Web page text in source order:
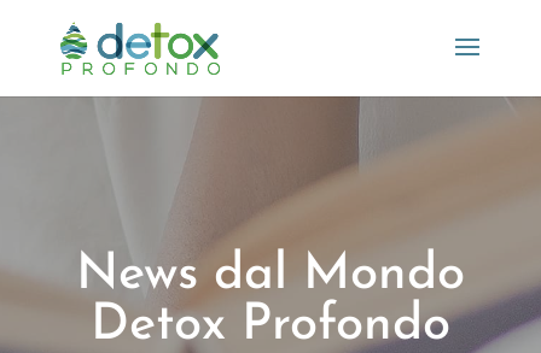
News dal Mondo
Detox Profondo